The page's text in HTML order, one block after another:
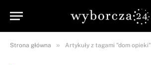
Strona główna » Artykuły z tagami "dom opieki"